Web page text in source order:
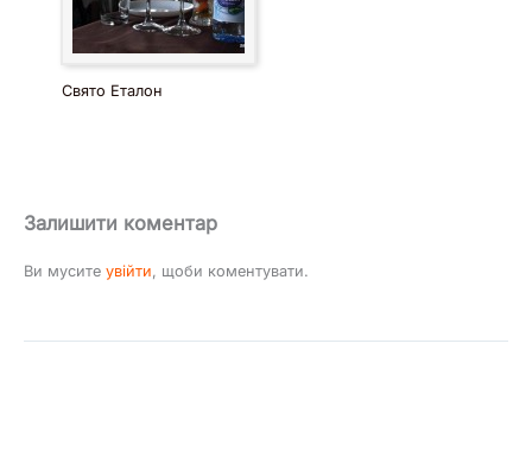
Свято Еталон
Залишити коментар
Ви мусите увійти, щоби коментувати.